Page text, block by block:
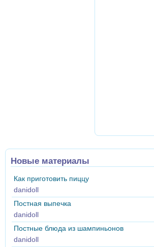
Новые материалы
Как приготовить пиццу
danidoll
Постная выпечка
danidoll
Постные блюда из шампиньонов
danidoll